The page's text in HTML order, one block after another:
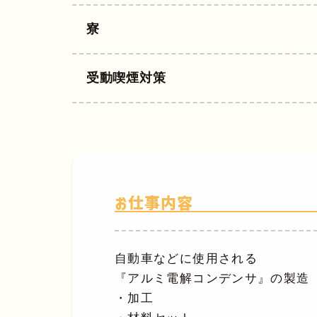
寮
受動喫煙対策
お仕事内容
自動車などに使用される
『アルミ電解コンデンサ』の製造
・加工